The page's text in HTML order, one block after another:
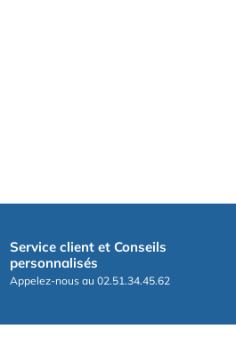
Service client et Conseils
personnalisés
Appelez-nous au 02.51.34.45.62